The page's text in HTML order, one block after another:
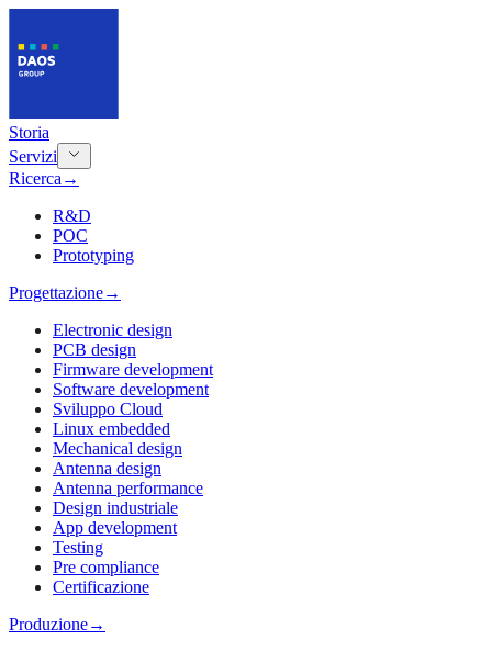
Storia
Servizi
Ricerca →
R&D
POC
Prototyping
Progettazione→
Electronic design
PCB design
Firmware development
Software development
Sviluppo Cloud
Linux embedded
Mechanical design
Antenna design
Antenna performance
Design industriale
App development
Testing
Pre compliance
Certificazione
Produzione→